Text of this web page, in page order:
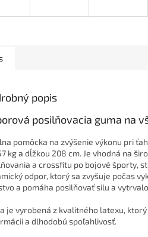
popis
posilňovacia guma na
pomôcka na zvýšenie výkonu pri
kg a dĺžkou 208 cm. Je vhodná na
a crossfitu po bojové športy,
odpor, ktorý sa zvyšuje počas
a pomáha posilňovať silu a
je vyrobená z kvalitného latexu,
a dlhodobú spoľahlivosť.